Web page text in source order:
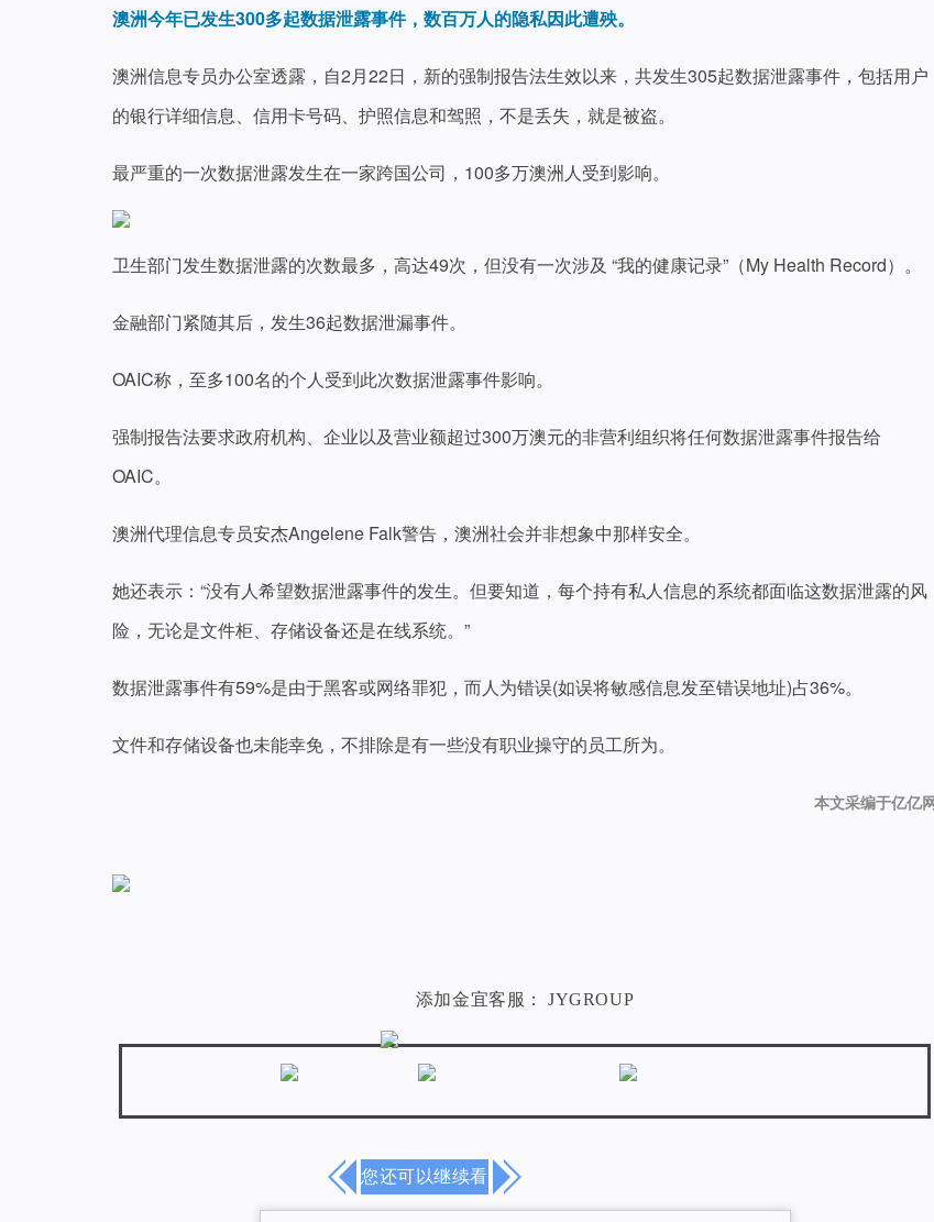
澳洲今年已发生300多起数据泄露事件，数百万人的隐私因此遭殃。
澳洲信息专员办公室透露，自2月22日，新的强制报告法生效以来，共发生305起数据泄露事件，包括用户
的银行详细信息、信用卡号码、护照信息和驾照，不是丢失，就是被盗。
最严重的一次数据泄露发生在一家跨国公司，100多万澳洲人受到影响。
卫生部门发生数据泄露的次数最多，高达49次，但没有一次涉及 “我的健康记录”（My Health Record）。
金融部门紧随其后，发生36起数据泄漏事件。
OAIC称，至多100名的个人受到此次数据泄露事件影响。
强制报告法要求政府机构、企业以及营业额超过300万澳元的非营利组织将任何数据泄露事件报告给
OAIC。
澳洲代理信息专员安杰Angelene Falk警告，澳洲社会并非想象中那样安全。
她还表示：“没有人希望数据泄露事件的发生。但要知道，每个持有私人信息的系统都面临这数据泄露的风
险，无论是文件柜、存储设备还是在线系统。”
数据泄露事件有59%是由于黑客或网络罪犯，而人为错误(如误将敏感信息发至错误地址)占36%。
文件和存储设备也未能幸免，不排除是有一些没有职业操守的员工所为。
本文采编于亿亿
添加金宜客服： JYGROUP
您还可以继续看